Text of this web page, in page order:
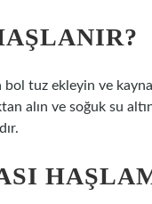
bol tuz ekleyin ve
alın ve soğuk su